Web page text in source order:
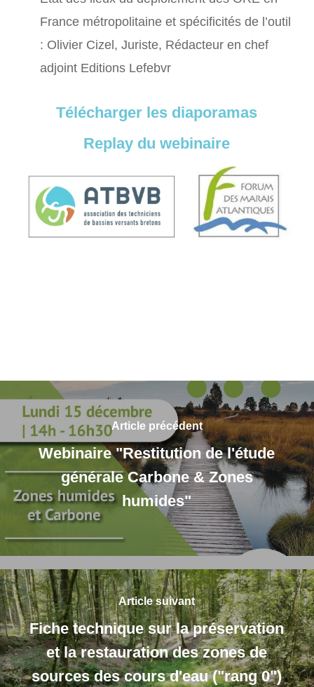
France métropolitaine et spécificités de l’outil
: Olivier Cizel, Juriste, Rédacteur en chef
adjoint Editions Lefebvr
Télécharger les diaporamas
Replay du webinaire
Article précédent
Webinaire "Restitution de l'étude
générale Carbone & Zones
humides"
Article suivant
Fiche technique sur la préservation
et la restauration des zones de
sources des cours d'eau ("rang 0")